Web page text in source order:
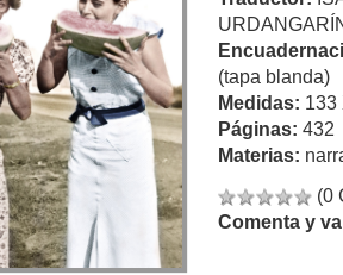
(tapa blanda)
Medidas: 133
Páginas: 432
Materias:
(0
Comenta y